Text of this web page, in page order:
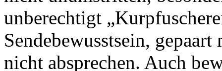
unberechtigt
Sendebewusstsein,
nicht absprechen. Auch